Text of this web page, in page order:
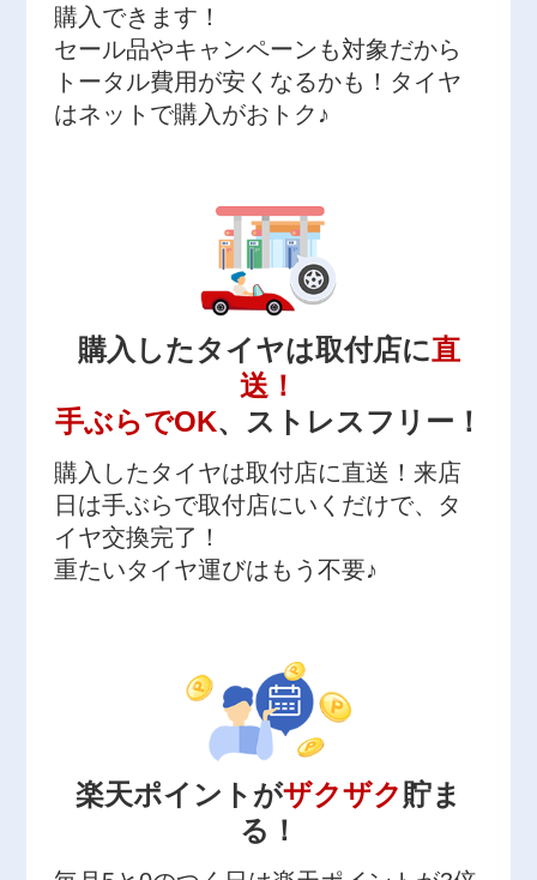
購入できます！
セール品やキャンペーンも対象だから
トータル費用が安くなるかも！タイヤ
はネットで購入がおトク♪
購入したタイヤは取付店に直
送！
手ぶらでOK、ストレスフリー！
購入したタイヤは取付店に直送！来店
日は手ぶらで取付店にいくだけで、タ
イヤ交換完了！
重たいタイヤ運びはもう不要♪
楽天ポイントがザクザク貯ま
る！